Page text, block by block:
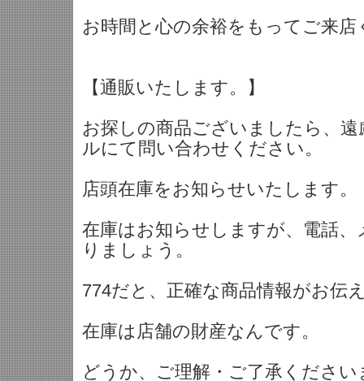
お時間と心の余裕をもってご来
【通販いたします。】
お探しの商品ございましたら、
ルにて問い合わせください。
店頭在庫をお知らせいたします。
在庫はお知らせしますが、電話、
りましょう。
774だと、正確な商品情報がお伝
在庫は店舗の財産なんです。
どうか、ご理解・ご了承ください